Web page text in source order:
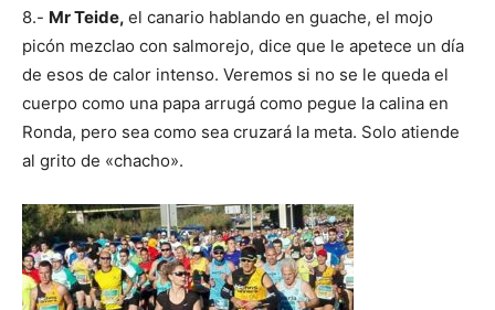
8.- Mr Teide, el canario hablando en guache, el mojo
picón mezclao con salmorejo, dice que le apetece un día
de esos de calor intenso. Veremos si no se le queda el
cuerpo como una papa arrugá como pegue la calina en
Ronda, pero sea como sea cruzará la meta. Solo atiende
al grito de «chacho».